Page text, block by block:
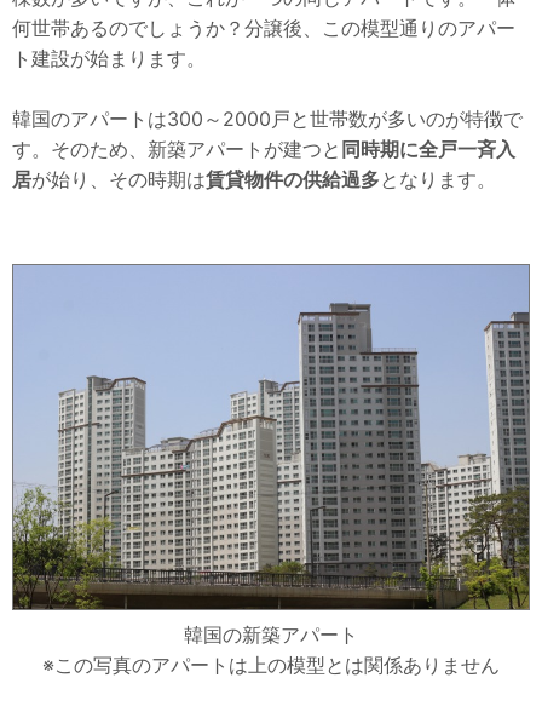
何世帯あるのでしょうか？分譲後、この模型通りのアパー
ト建設が始まります。
韓国のアパートは300～2000戸と世帯数が多いのが特徴で
す。そのため、新築アパートが建つと 同時期に全戸一斉入
居が始り、その時期は賃貸物件の供給過多となります。
韓国の新築アパート
※この写真のアパートは上の模型とは関係ありません